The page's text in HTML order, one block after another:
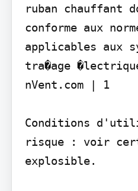
ruban chauffant
conforme aux
applicables aux
tra�age
nVent.com | 1
Conditions
risque : voir
explosible.